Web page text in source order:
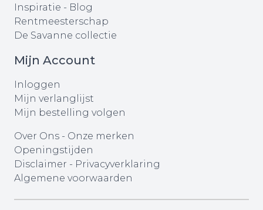
Inspiratie - Blog
Rentmeesterschap
De Savanne collectie
Mijn Account
Inloggen
Mijn verlanglijst
Mijn bestelling volgen
Over Ons - Onze merken
Openingstijden
Disclaimer - Privacyverklaring
Algemene voorwaarden